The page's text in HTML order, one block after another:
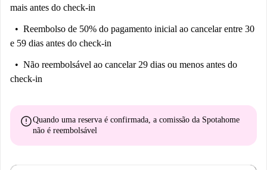
mais antes do check-in
Reembolso de 50% do pagamento inicial ao cancelar entre 30
e 59 dias antes do check-in
Não reembolsável ao cancelar 29 dias ou menos antes do
check-in
errorQuando uma reserva é confirmada, a comissão da Spotahome
não é reembolsável